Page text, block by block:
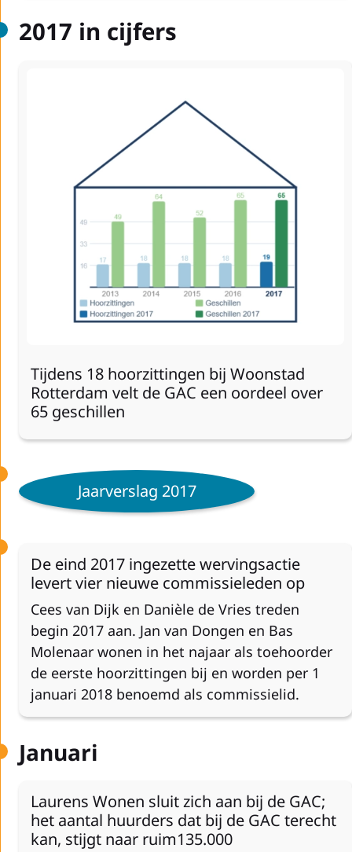
2017 in cijfers
Tijdens 18 hoorzittingen bij Woonstad
Rotterdam velt de GAC een oordeel over
65 geschillen
Jaarverslag 2017
De eind 2017 ingezette wervingsactie
levert vier nieuwe commissieleden op
Cees van Dijk en Danièle de Vries treden
begin 2017 aan. Jan van Dongen en Bas
Molenaar wonen in het najaar als toehoorder
de eerste hoorzittingen bij en worden per 1
januari 2018 benoemd als commissielid.
Januari
Laurens Wonen sluit zich aan bij de GAC;
het aantal huurders dat bij de GAC terecht
kan, stijgt naar ruim135.000